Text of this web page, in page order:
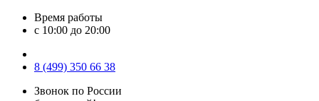
Время работы
с 10:00 до 20:00
8 (499) 350 66 38
Звонок по России